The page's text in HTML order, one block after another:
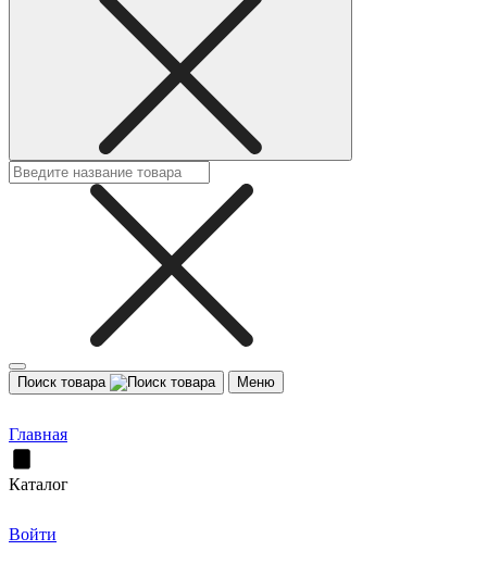
Поиск товара Меню
Главная
Каталог
Войти